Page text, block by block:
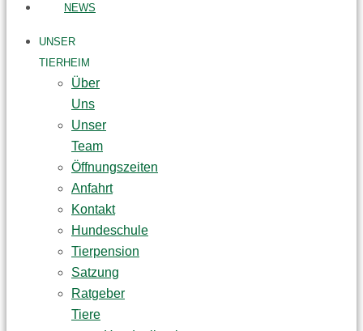
NEWS
UNSER
TIERHEIM
Über
Uns
Unser
Team
Öffnungszeiten
Anfahrt
Kontakt
Hundeschule
Tierpension
Satzung
Ratgeber
Tiere